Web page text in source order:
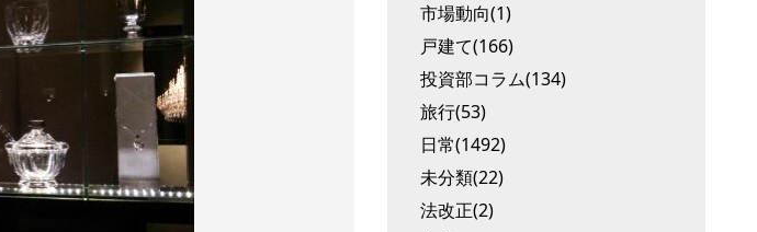
市場動向(1)
戸建て(166)
投資部コラム(134)
旅行(53)
日常(1492)
未分類(22)
法改正(2)